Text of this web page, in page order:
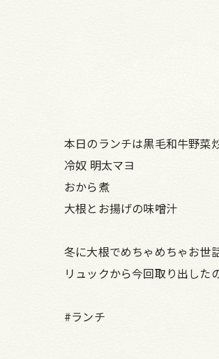
本日のランチは黒毛和牛野菜
冷奴 明太マヨ
おから煮
大根とお揚げの味噌汁
冬に大根でめちゃめちゃお世
リュックから今回取り出した
#ランチ